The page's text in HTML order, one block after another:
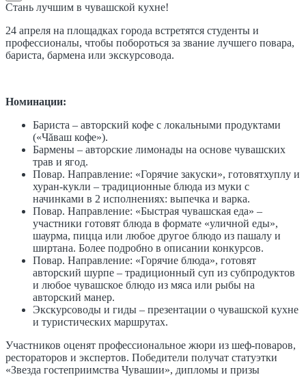
Стань лучшим в чувашской кухне!
24 апреля на площадках города встретятся студенты и
профессионалы, чтобы побороться за звание лучшего повара,
бариста, бармена или экскурсовода.
Номинации:
Бариста – авторский кофе с локальными продуктами
(«Чăваш кофе»).
Бармены – авторские лимонады на основе чувашских
трав и ягод.
Повар. Направление: «Горячие закуски», готовятхуплу и
хуран-кукли – традиционные блюда из муки с
начинками в 2 исполнениях: выпечка и варка.
Повар. Направление: «Быстрая чувашская еда» –
участники готовят блюда в формате «уличной еды»,
шаурма, пицца или любое другое блюдо из пашалу и
ширтана. Более подробно в описании конкурсов.
Повар. Направление: «Горячие блюда», готовят
авторский шурпе – традиционный суп из субпродуктов
и любое чувашское блюдо из мяса или рыбы на
авторский манер.
Экскурсоводы и гиды – презентации о чувашской кухне
и туристических маршрутах.
Участников оценят профессиональное жюри из шеф-поваров,
рестораторов и экспертов. Победители получат статуэтки
«Звезда гостеприимства Чувашии», дипломы и призы